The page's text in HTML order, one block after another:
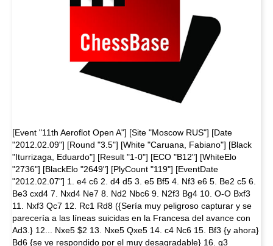
[Event "11th Aeroflot Open A"] [Site "Moscow RUS"] [Date
"2012.02.09"] [Round "3.5"] [White "Caruana, Fabiano"] [Black
"Iturrizaga, Eduardo"] [Result "1-0"] [ECO "B12"] [WhiteElo
"2736"] [BlackElo "2649"] [PlyCount "119"] [EventDate
"2012.02.07"] 1. e4 c6 2. d4 d5 3. e5 Bf5 4. Nf3 e6 5. Be2 c5 6.
Be3 cxd4 7. Nxd4 Ne7 8. Nd2 Nbc6 9. N2f3 Bg4 10. O-O Bxf3
11. Nxf3 Qc7 12. Rc1 Rd8 ({Sería muy peligroso capturar y se
parecería a las líneas suicidas en la Francesa del avance con
Ad3.} 12... Nxe5 $2 13. Nxe5 Qxe5 14. c4 Nc6 15. Bf3 {y ahora}
Bd6 {se ve respondido por el muy desagradable} 16. g3